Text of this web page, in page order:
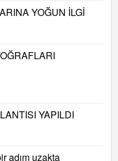
YOĞUN İLGİ
YAPILDI
adım uzakta